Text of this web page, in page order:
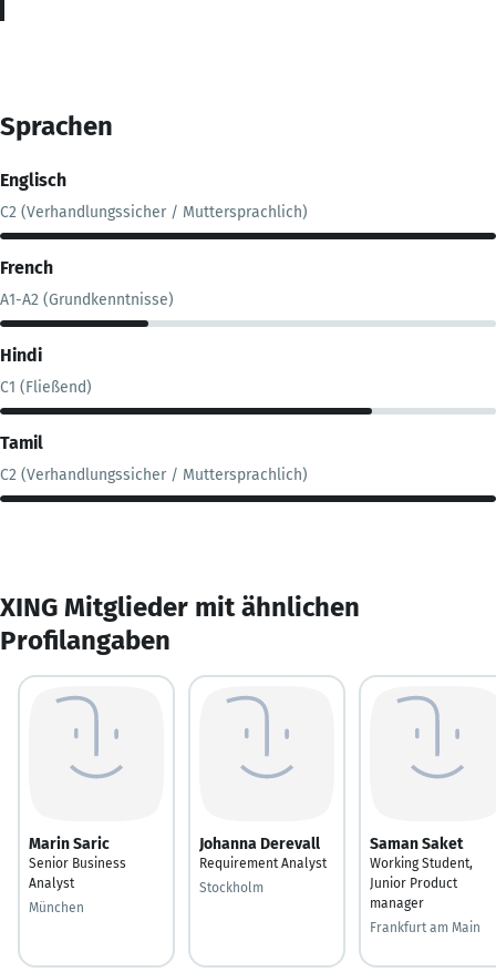
Sprachen
Englisch
C2 (Verhandlungssicher / Muttersprachlich)
French
A1-A2 (Grundkenntnisse)
Hindi
C1 (Fließend)
Tamil
C2 (Verhandlungssicher / Muttersprachlich)
XING Mitglieder mit ähnlichen
Profilangaben
Marin Saric
Senior Business
Analyst
München
Johanna Derevall
Requirement Analyst
Stockholm
Saman Saket
Working Student,
Junior Product
manager
Frankfurt am Main